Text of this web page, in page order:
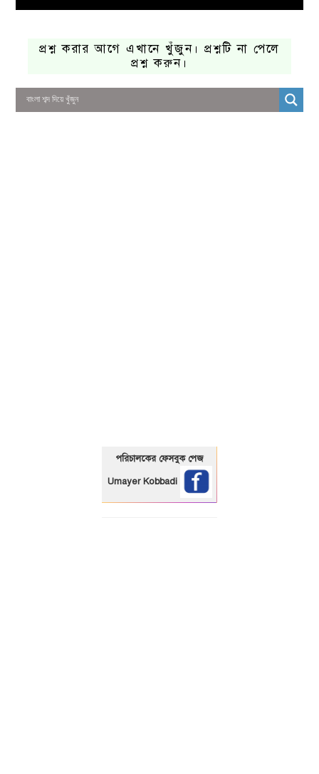
প্রশ্ন করার আগে এখানে খুঁজুন। প্রশ্নটি না পেলে
প্রশ্ন করুন।
পরিচালকের ফেসবুক পেজ
Umayer Kobbadi